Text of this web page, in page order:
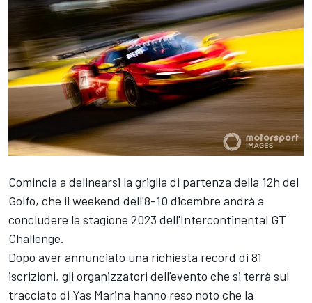
Comincia a delinearsi la griglia di partenza della 12h del
Golfo, che il weekend dell'8-10 dicembre andrà a
concludere la stagione 2023 dell'Intercontinental GT
Challenge.
Dopo aver annunciato una richiesta record di 81
iscrizioni, gli organizzatori dell'evento che si terrà sul
tracciato di Yas Marina hanno reso noto che la